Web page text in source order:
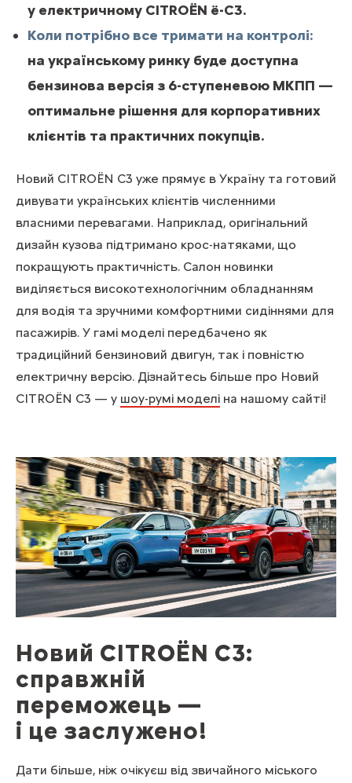
у електричному CITROЁN ë-C3.
Коли потрібно все тримати на контролі:
на українському ринку буде доступна
бензинова версія з 6-ступеневою МКПП —
оптимальне рішення для корпоративних
клієнтів та практичних покупців.
Новий CITROЁN С3 уже прямує в Україну та готовий
дивувати українських клієнтів численними
власними перевагами. Наприклад, оригінальний
дизайн кузова підтримано крос-натяками, що
покращують практичність. Салон новинки
виділяється високотехнологічним обладнанням
для водія та зручними комфортними сидіннями для
пасажирів. У гамі моделі передбачено як
традиційний бензиновий двигун, так і повністю
електричну версію. Дізнайтесь більше про Новий
CITROЁN С3 — у шоу-румі моделі на нашому сайті!
Новий CITROЁN С3:
справжній
переможець —
і це заслужено!
Дати більше, ніж очікуєш від звичайного міського